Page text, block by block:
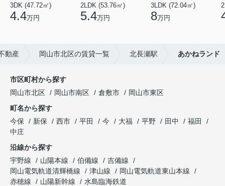
3DK (47.72㎡)
4.4万円
2LDK (53.76㎡)
5.4万円
3LDK (72.04㎡)
8万円
動産 岡山市北区の賃貸一覧 北長瀬駅 あかねランド
市区町村から探す
岡山市北区
岡山市南区 倉敷市
岡山市東区
町名から探す
今保
新保 西市 平田 今 大福 平野 田中
福田
中庄
沿線から探す
宇野線
山陽本線 伯備線
吉備線
岡山電気軌道清輝橋線
津山線
岡山電気軌道東山本線
赤穂線
山陽新幹線
水島臨海鉄道